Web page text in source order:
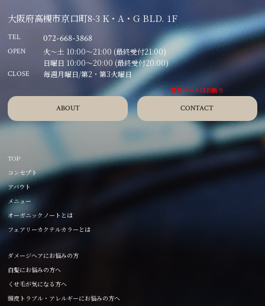
大阪府高槻市京口町8-3 K・A・G BLD. 1F
TEL 072-668-3868
OPEN
火～土 10:00～21:00 (最終受付21:00)
日曜日 10:00～20:00 (最終受付20:00)
CLOSE 毎週月曜日/第2・第3火曜日
ABOUT CONTACT
TOP
コンセプト
アバウト
メニュー
オーガニックノートとは
フェアリーカクテルカラーとは
ダメージヘアにお悩みの方
白髪にお悩みの方へ
くせ毛が気になる方へ
頭皮トラブル・アレルギーにお悩みの方へ